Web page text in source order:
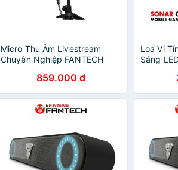
Micro Thu Âm Livestream
Chuyên Nghiệp FANTECH
Thanh Chất Lượng Cao -
Hãng Phân Phối Chính Thức
859.000 đ
Loa Vi
Sáng
Hãng